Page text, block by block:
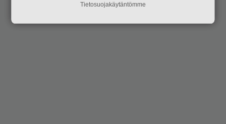
Tietosuojakäytäntömme